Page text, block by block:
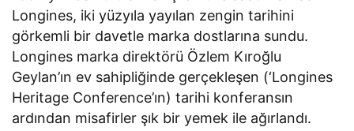
Longines, iki yüzyıla yayılan zengin tarihini
görkemli bir davetle marka dostlarına sundu.
Longines marka direktörü Özlem Kıroğlu
Geylan’ın ev sahipliğinde gerçekleşen (‘Longines
Heritage Conference’ın) tarihi konferansın
ardından misafirler şık bir yemek ile ağırlandı.